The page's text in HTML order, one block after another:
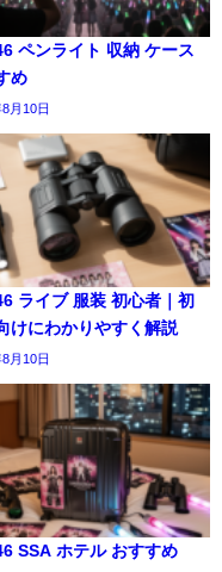
ペンライト 収納 ケース
め
月10日
ライブ 服装 初心者｜初
けにわかりやすく解説
月10日
SSA ホテル おすすめ